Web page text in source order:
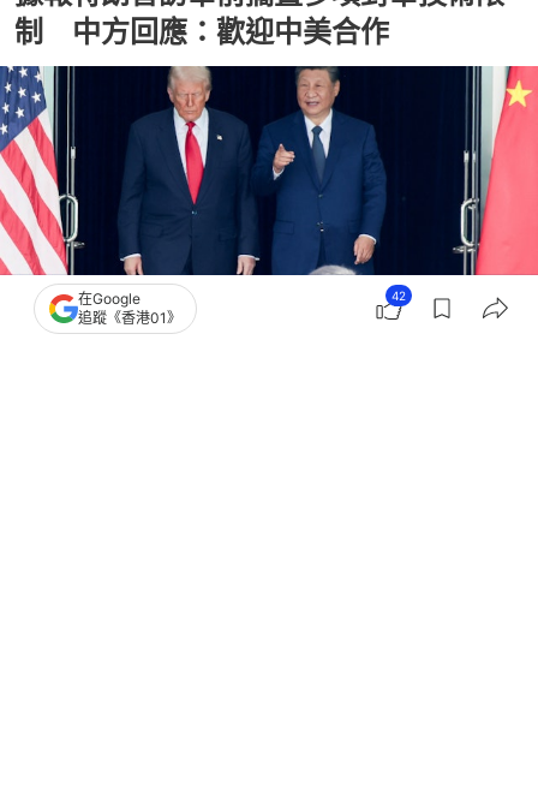
制 中方回應：歡迎中美合作
在Google
追蹤《香港01》
42